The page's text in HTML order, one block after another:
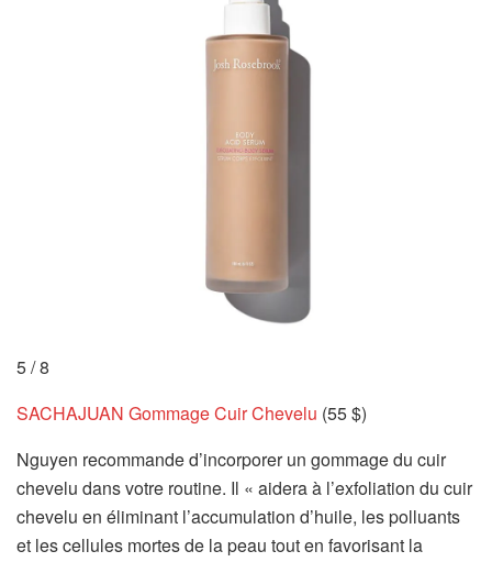
5/8
SACHAJUAN Gommage Cuir Chevelu (55 $)
Nguyen recommande d’incorporer un gommage du cuir
chevelu dans votre routine. Il « aidera à l’exfoliation du cuir
chevelu en éliminant l’accumulation d’huile, les polluants
et les cellules mortes de la peau tout en favorisant la